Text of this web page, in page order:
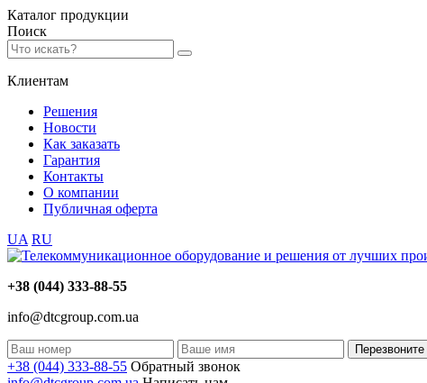
Каталог продукции
Поиск
Клиентам
Решения
Новости
Как заказать
Гарантия
Контакты
О компании
Публичная оферта
UA RU
+38 (044) 333-88-55
info@dtcgroup.com.ua
+38 (044) 333-88-55 Обратный звонок